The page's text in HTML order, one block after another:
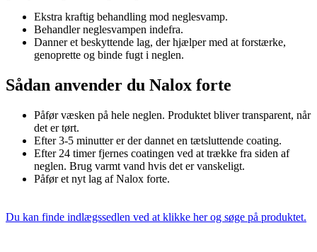
Ekstra kraftig behandling mod neglesvamp.
Behandler neglesvampen indefra.
Danner et beskyttende lag, der hjælper med at forstærke,
genoprette og binde fugt i neglen.
Sådan anvender du Nalox forte
Påfør væsken på hele neglen. Produktet bliver transparent, når
det er tørt.
Efter 3-5 minutter er der dannet en tætsluttende coating.
Efter 24 timer fjernes coatingen ved at trække fra siden af
neglen. Brug varmt vand hvis det er vanskeligt.
Påfør et nyt lag af Nalox forte.
Du kan finde indlægssedlen ved at klikke her og søge på produktet.